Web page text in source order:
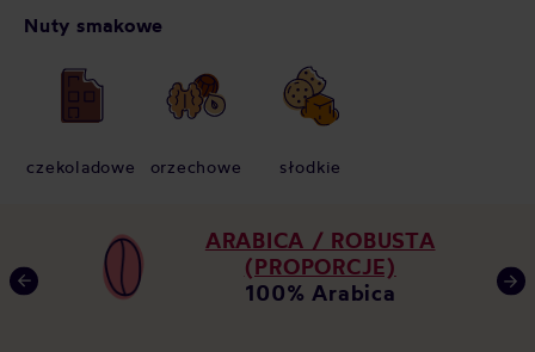
Nuty smakowe
czekoladowe orzechowe słodkie
ARABICA / ROBUSTA
(PROPORCJE)
100% Arabica